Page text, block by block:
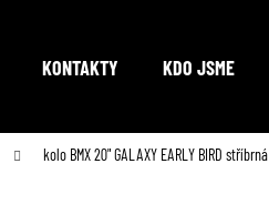
KONTAKTY KDO JSME
kolo BMX 20" GALAXY EARLY BIRD stříbrná
najít?